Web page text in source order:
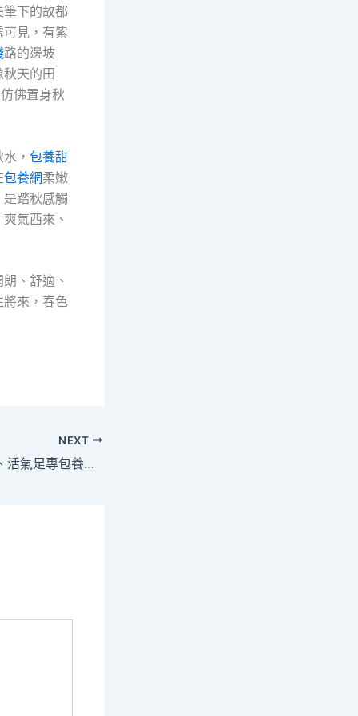
筆下的故都
見，有紫
路的邊坡
天的田
佛置身秋
， 包養甜
包養網柔嫩
踏秋感觸
氣西來、
、舒適、
將來，春色
NEXT
晶采察看｜亮點多、活氣足專包養！沐日經濟“熱辣滾燙”合法時